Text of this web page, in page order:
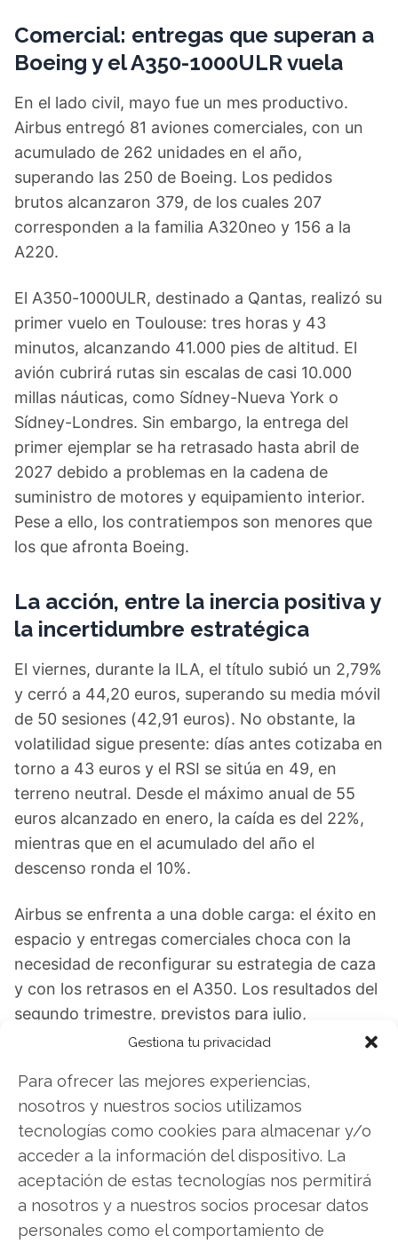
Gestiona tu privacidad
Para ofrecer las mejores experiencias,
nosotros y nuestros socios utilizamos
tecnologías como cookies para almacenar y/o
acceder a la información del dispositivo. La
aceptación de estas tecnologías nos permitirá
a nosotros y a nuestros socios procesar datos
personales como el comportamiento de
Comercial: entregas que superan a
Boeing y el A350-1000ULR vuela
En el lado civil, mayo fue un mes productivo.
Airbus entregó 81 aviones comerciales, con un
acumulado de 262 unidades en el año,
superando las 250 de Boeing. Los pedidos
brutos alcanzaron 379, de los cuales 207
corresponden a la familia A320neo y 156 a la
A220.
El A350-1000ULR, destinado a Qantas, realizó su
primer vuelo en Toulouse: tres horas y 43
minutos, alcanzando 41.000 pies de altitud. El
avión cubrirá rutas sin escalas de casi 10.000
millas náuticas, como Sídney-Nueva York o
Sídney-Londres. Sin embargo, la entrega del
primer ejemplar se ha retrasado hasta abril de
2027 debido a problemas en la cadena de
suministro de motores y equipamiento interior.
Pese a ello, los contratiempos son menores que
los que afronta Boeing.
La acción, entre la inercia positiva y
la incertidumbre estratégica
El viernes, durante la ILA, el título subió un 2,79%
y cerró a 44,20 euros, superando su media móvil
de 50 sesiones (42,91 euros). No obstante, la
volatilidad sigue presente: días antes cotizaba en
torno a 43 euros y el RSI se sitúa en 49, en
terreno neutral. Desde el máximo anual de 55
euros alcanzado en enero, la caída es del 22%,
mientras que en el acumulado del año el
descenso ronda el 10%.
Airbus se enfrenta a una doble carga: el éxito en
espacio y entregas comerciales choca con la
necesidad de reconfigurar su estrategia de caza
y con los retrasos en el A350. Los resultados del
segundo trimestre, previstos para julio,
mostrarán si la recuperación de márgenes en el
operativos. La rapidez con que la compañía
encuentre un socio para el futuro caza europeo
determinará, en buena medida, su lugar en la
arquitectura de defensa del continente durante
las próximas décadas.
Airbus: ¿Comprar o vender? El nuevo Análisis